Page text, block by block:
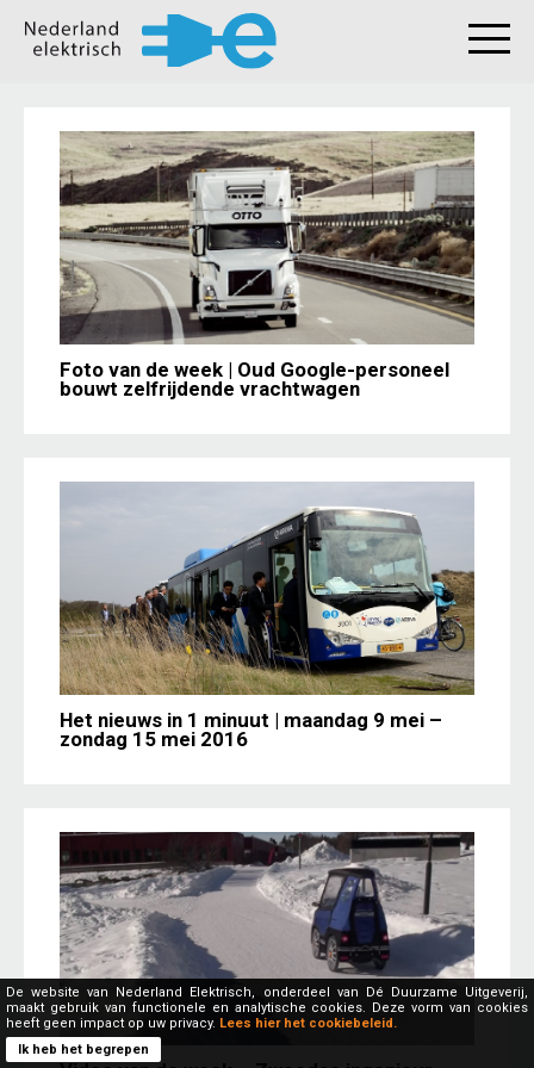
Foto van de week | Oud Google-personeel
bouwt zelfrijdende vrachtwagen
Het nieuws in 1 minuut | maandag 9 mei –
zondag 15 mei 2016
De website van Nederland Elektrisch, onderdeel van Dé Duurzame Uitgeverij,
maakt gebruik van functionele en analytische cookies. Deze vorm van cookies
heeft geen impact op uw privacy. Lees hier het cookiebeleid.
Ik heb het begrepen